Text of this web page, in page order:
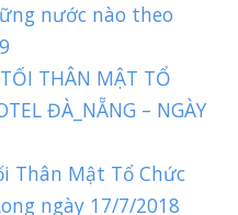
nước nào theo
THÂN MẬT TỔ
ĐÀ_NẴNG – NGÀY
Thân Mật Tổ Chức
ngày 17/7/2018